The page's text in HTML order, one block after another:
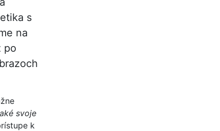
s
na
po
svoje
k